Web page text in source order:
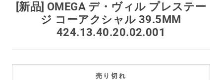
保証とメンテナンス
[新品] OMEGA デ・ヴィル プレステー
ジ コーアクシャル 39.5MM
424.13.40.20.02.001
売り切れ